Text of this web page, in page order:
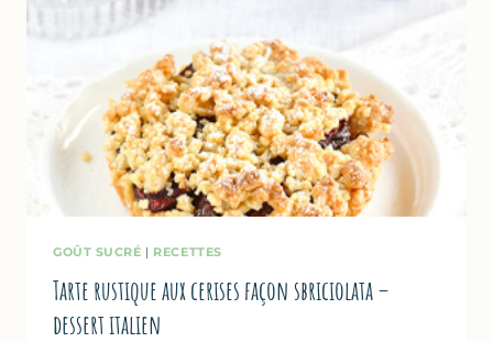
GOÛT SUCRÉ | RECETTES
Tarte rustique aux cerises façon sbriciolata –
dessert italien